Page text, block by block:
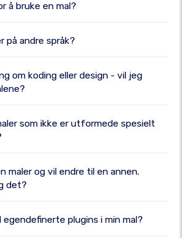
å bruke en mal?
på andre språk?
om koding eller design - vil jeg
som ikke er utformede spesielt
maler og vil endre til en annen.
det?
egendefinerte plugins i min mal?